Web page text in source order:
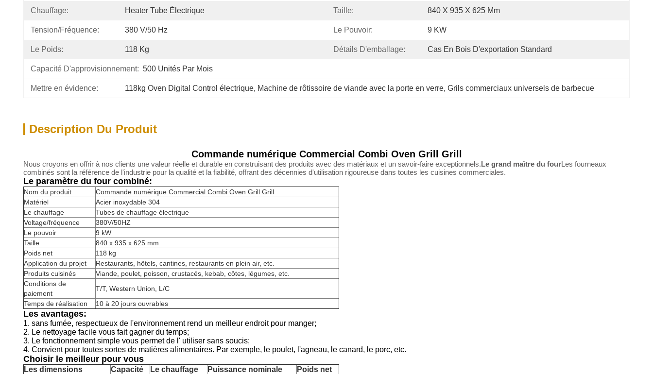
Chauffage: Heater Tube Électrique Taille: 840 X 935 X 625 Mm
Tension/fréquence: 380 V/50 Hz Le Pouvoir: 9 KW
Le Poids: 118 Kg Détails D'emballage: Cas En Bois D'exportation Standard
Capacité D'approvisionnement: 500 Unités Par Mois
Mettre en évidence: 118kg Oven Digital Control électrique, Machine de rôtissoire de viande avec la porte en verre, Grils commerciaux universels de barbecue
Description Du Produit
Commande numérique Commercial Combi Oven Grill Grill
Nous croyons en offrir à nos clients une valeur réelle et durable en construisant des produits avec des matériaux et un savoir-faire exceptionnels.Le grand maître du fourLes fourneaux
combinés sont la référence de l'industrie pour la qualité et la fiabilité, offrant des décennies d'utilisation rigoureuse dans toutes les cuisines commerciales.
Le paramètre du four combiné:
Nom du produit
Commande numérique Commercial Combi Oven Grill Grill
Matériel
Acier inoxydable 304
Le chauffage
Tubes de chauffage électrique
Voltage/fréquence
380V/50HZ
Le pouvoir
9 kW
Taille
840 x 935 x 625 mm
Poids net
118 kg
Application du projet
Restaurants, hôtels, cantines, restaurants en plein air, etc.
Produits cuisinés
Viande, poulet, poisson, crustacés, kebab, côtes, légumes, etc.
Conditions de
paiement
T/T, Western Union, L/C
Temps de réalisation
10 à 20 jours ouvrables
Les avantages:
1. sans fumée, respectueux de l'environnement rend un meilleur endroit pour manger;
2. Le nettoyage facile vous fait gagner du temps;
3. Le fonctionnement simple vous permet de l' utiliser sans soucis;
4. Convient pour toutes sortes de matières alimentaires. Par exemple, le poulet, l'agneau, le canard, le porc, etc.
Choisir le meilleur pour vous
Les dimensions Capacité Le chauffage Puissance nominale
Poids net